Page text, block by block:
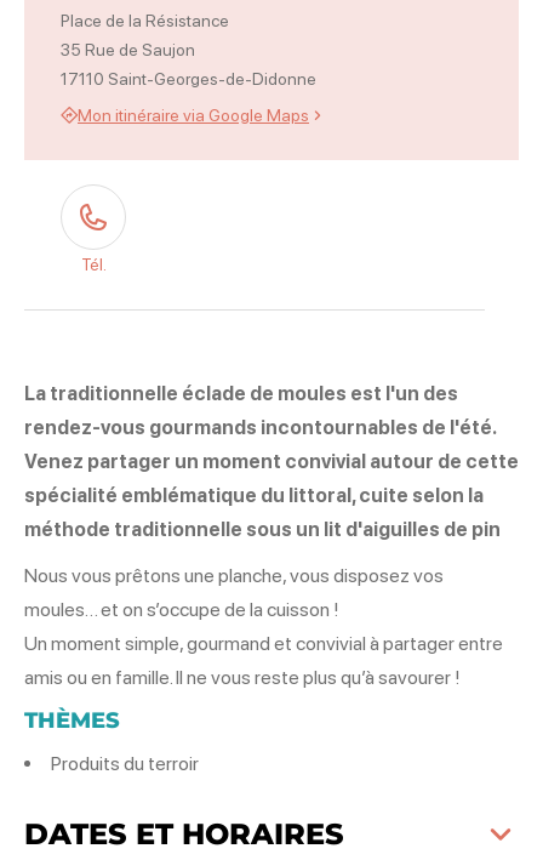
La traditionnelle éclade de moules est l'un des
rendez-vous gourmands incontournables de l'été.
Venez partager un moment convivial autour de cette
spécialité emblématique du littoral, cuite selon la
méthode traditionnelle sous un lit d'aiguilles de pin
Nous vous prêtons une planche, vous disposez vos
moules… et on s’occupe de la cuisson !
Un moment simple, gourmand et convivial à partager entre
amis ou en famille. Il ne vous reste plus qu’à savourer !
THÈMES
Produits du terroir
DATES ET HORAIRES
Place de la Résistance
35 Rue de Saujon
17110 Saint-Georges-de-Didonne
Mon itinéraire via Google Maps
Tél.